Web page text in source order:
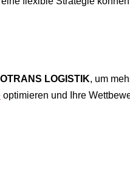
LOGISTIK, um
optimieren und Ihre